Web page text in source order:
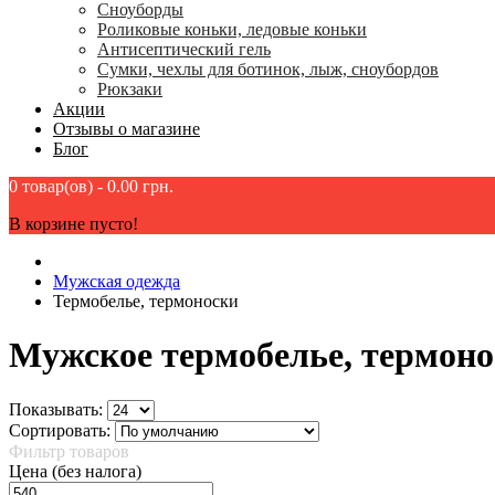
Сноуборды
Роликовые коньки, ледовые коньки
Антисептический гель
Сумки, чехлы для ботинок, лыж, сноубордов
Рюкзаки
Акции
Отзывы о магазине
Блог
0 товар(ов) - 0.00 грн.
В корзине пусто!
Мужская одежда
Термобелье, термоноски
Мужское термобелье,
Показывать:
Сортировать:
Фильтр товаров
Цена (без налога)